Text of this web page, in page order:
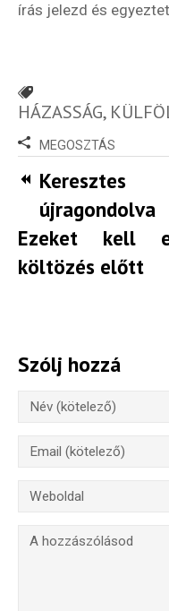
írás jelezd és
HÁZASSÁG,
MEGOSZTÁS
újragondolva
Ezeket kell
költözés előtt
Szólj hozzá